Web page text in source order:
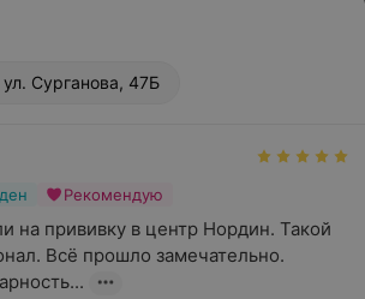
Сурганова, 47Б
Рекомендую
на прививку в центр Нордин. Такой
Всё прошло замечательно.